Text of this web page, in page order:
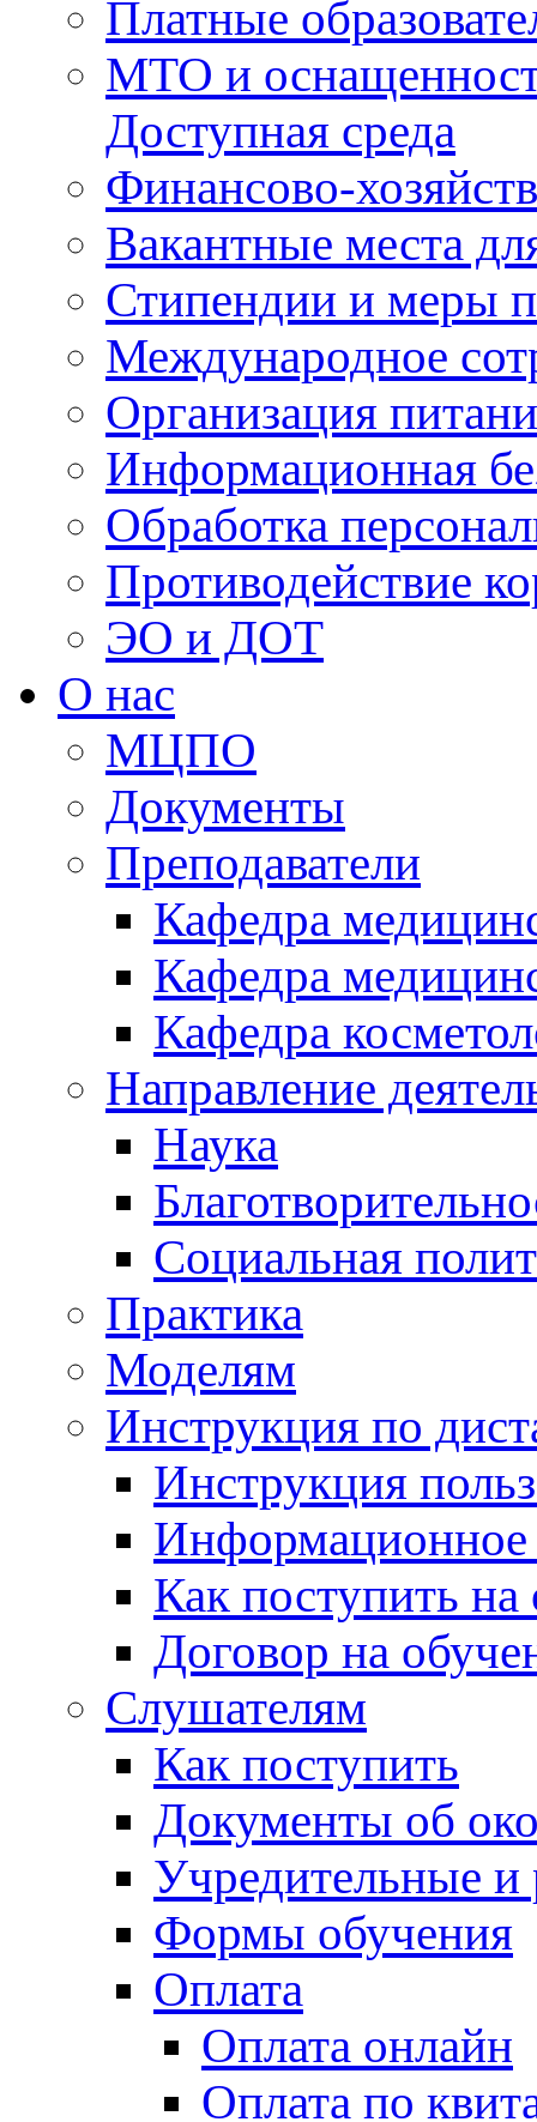
Платные
МТО и
Доступная среда
Финансово-
Вакантные места
Стипендии и меры
Международное
Организация
Информационная
Обработка
Противодействие
ЭО и ДОТ
О нас
МЦПО
Документы
Преподаватели
Кафедра
Кафедра
Кафедра
Направление
Наука
Социальная
Практика
Моделям
Инструкция по
Инструкция
Информационное
Как поступить на
Договор на
Слушателям
Как поступить
Документы об
Учредительные
Формы обучения
Оплата
Оплата онлайн
Оплата по